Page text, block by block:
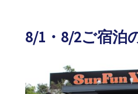
2026.08.03
8/1・8/2ご宿泊